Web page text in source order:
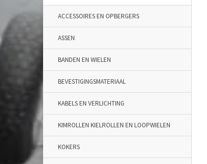
ACCESSOIRES EN OPBERGERS
ASSEN
BANDEN EN WIELEN
BEVESTIGINGSMATERIAAL
KABELS EN VERLICHTING
KIMROLLEN KIELROLLEN EN LOOPWIELEN
KOKERS